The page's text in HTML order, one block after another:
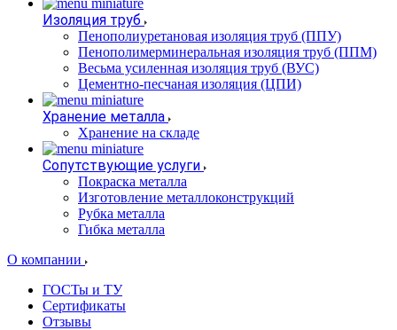
Изоляция труб
Пенополиуретановая изоляция труб (ППУ)
Пенополимерминеральная изоляция труб (ППМ)
Весьма усиленная изоляция труб (ВУС)
Цементно-песчаная изоляция (ЦПИ)
Хранение металла
Хранение на складе
Сопутствующие услуги
Покраска металла
Изготовление металлоконструкций
Рубка металла
Гибка металла
О компании
ГОСТы и ТУ
Сертификаты
Отзывы